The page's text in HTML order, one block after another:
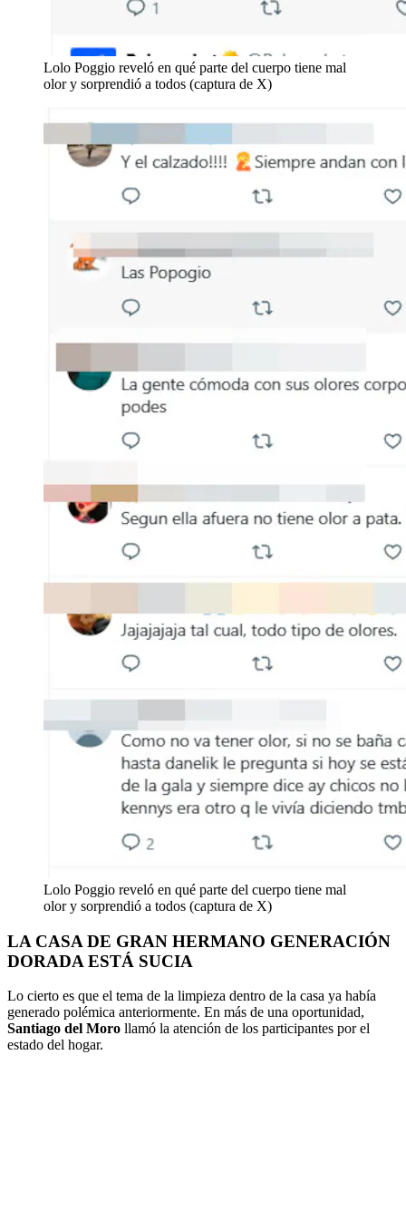
Lolo Poggio reveló en qué parte del cuerpo tiene mal
olor y sorprendió a todos (captura de X)
Lolo Poggio reveló en qué parte del cuerpo tiene mal
olor y sorprendió a todos (captura de X)
LA CASA DE GRAN HERMANO GENERACIÓN
DORADA ESTÁ SUCIA
Lo cierto es que el tema de la limpieza dentro de la casa ya había
generado polémica anteriormente. En más de una oportunidad,
Santiago del Moro llamó la atención de los participantes por el
estado del hogar.